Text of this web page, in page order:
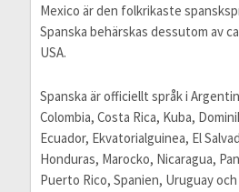
Mexico är den folkrikaste
Spanska behärskas dessutom av
USA.
Spanska är officiellt språk i
Colombia, Costa Rica, Kuba,
Ecuador, Ekvatorialguinea, El
Honduras, Marocko, Nicaragua,
Puerto Rico, Spanien, Uruguay